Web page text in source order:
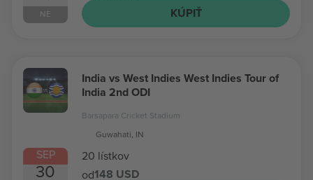
NE
KÚPIŤ
SEP
30
India vs West Indies West Indies Tour of
India 2nd ODI
Barsapara Cricket Stadium
Guwahati, IN
20 lístkov
od148 USD